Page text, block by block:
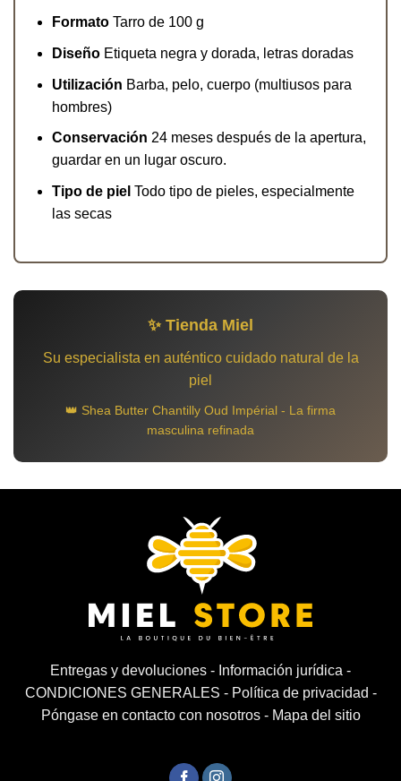
FormatoTarro de 100 g
DiseñoEtiqueta negra y dorada, letras doradas
Utilización Barba, pelo, cuerpo (multiusos para
hombres)
Conservación 24 meses después de la apertura,
guardar en un lugar oscuro.
Tipo de piel Todo tipo de pieles, especialmente
las secas
✨ Tienda Miel
Su especialista en auténtico cuidado natural de la
piel
👑 Shea Butter Chantilly Oud Impérial - La firma
masculina refinada
Entregas y devoluciones - Información jurídica -
CONDICIONES GENERALES - Política de privacidad -
Póngase en contacto con nosotros- Mapa del sitio